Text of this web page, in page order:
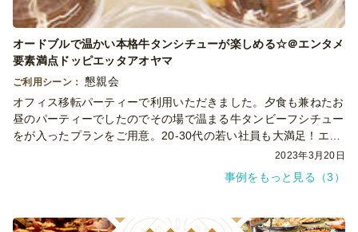
オードブルで温かい本格牛タンシチューが楽しめる☆＠エンタメ
要素満点ドッピエッタアオヤマ
ご利用シーン： 懇親会
オフィス移転パーティーで利用いただきました。夕食も兼ねたお
昼のパーティーでしたのでその場で温まる牛タンビーフシチュー
をが入ったプランをご用意。20-30代の若い社員も大満足！エン
2023年3月20日
事例をもっと見る（3）